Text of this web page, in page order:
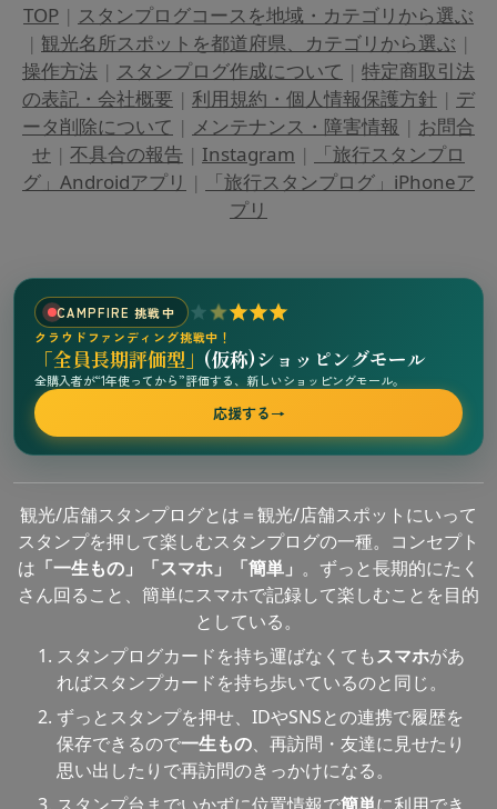
TOP | スタンプログコースを地域・カテゴリから選ぶ
| 観光名所スポットを都道府県、カテゴリから選ぶ |
操作方法 | スタンプログ作成について | 特定商取引法
の表記・会社概要 | 利用規約・個人情報保護方針 | デ
ータ削除について | メンテナンス・障害情報 | お問合
せ | 不具合の報告 | Instagram |
「旅行スタンプロ
グ」Androidアプリ |
「旅行スタンプログ」iPhoneア
プリ
CAMPFIRE 挑戦中
クラウドファンディング挑戦中！
「全員長期評価型」 (仮称)ショッピングモール
全購入者が“1年使ってから”評価する、新しいショッピングモール。
応援する→
観光/店舗スタンプログとは＝観光/店舗スポットにいって
スタンプを押して楽しむスタンプログの一種。コンセプト
は 「一生もの」「スマホ」「簡単」 。ずっと長期的にたく
さん回ること、簡単にスマホで記録して楽しむことを目的
としている。
スタンプログカードを持ち運ばなくてもスマホがあ
ればスタンプカードを持ち歩いているのと同じ。
ずっとスタンプを押せ、IDやSNSとの連携で履歴を
保存できるので一生もの、再訪問・友達に見せたり
思い出したりで再訪問のきっかけになる。